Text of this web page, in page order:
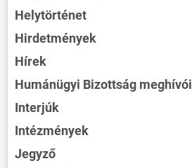
Helytörténet
Hirdetmények
Hírek
Humánügyi Bizottság meghívói
Interjúk
Intézmények
Jegyző